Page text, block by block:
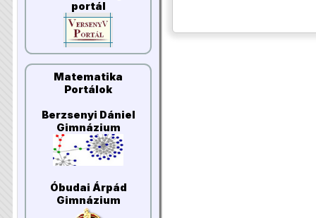
portál
Matematika
Portálok
Berzsenyi Dániel
Gimnázium
Óbudai Árpád
Gimnázium